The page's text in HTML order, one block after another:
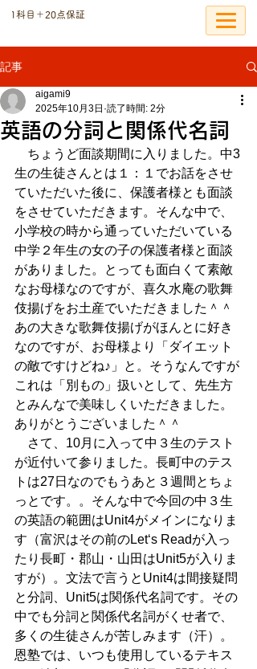
​1科目＋20点保証
記事
英語の分詞と関係代名詞
aigami9
2025年10月3日 読了時間: 2分
ちょうど面談期間に入りました。中3
生の生徒さんとは１：１でお話をさせ
ていただいた後に、保護者様とも面談
をさせていただきます。そんな中で、
小学校の時から通っていただいている
中学２年生の女の子の保護者様と面談
がありました。とっても面白くて素敵
なお母様なのですが、喜久水庵の歌舞
伎揚げをお土産でいただきました＾＾
あの大きな歌舞伎揚げがほんとに好き
なのですが、お母様より「ダイエット
の敵ですけどね♪」と。そうなんですが
これは「別もの」扱いとして、先生方
とみんなで美味しくいただきました。
ありがとうございました＾＾
さて、10月に入って中３生のテスト
が近付いて参りました。長町中のテス
トは27日なのでもうあと３週間とちょ
っとです。。そんな中で今回の中３生
の英語の範囲はUnit4がメインになりま
す（富沢はその前のLet‘s Readが入っ
たり長町・郡山・山田はUnit5が入りま
すが）。文法で言うとUnit4は間接疑問
と分詞、Unit5は関係代名詞です。その
中でも分詞と関係代名詞がくせ者で、
多くの生徒さんが苦しみます（汗）。
恩塾では、いつも使用しているテキス